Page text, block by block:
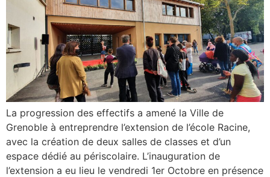
La progression des effectifs a amené la Ville de
Grenoble à entreprendre l’extension de l’école Racine,
avec la création de deux salles de classes et d’un
espace dédié au périscolaire. L’inauguration de
l’extension a eu lieu le vendredi 1er Octobre en présence